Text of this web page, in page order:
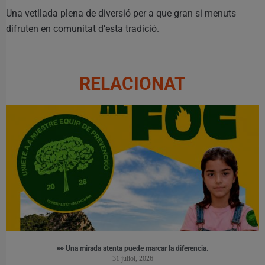
Una vetllada plena de diversió per a que gran si menuts
difruten en comunitat d’esta tradició.
RELACIONAT
👀 Una mirada atenta puede marcar la diferencia.
31 juliol, 2026